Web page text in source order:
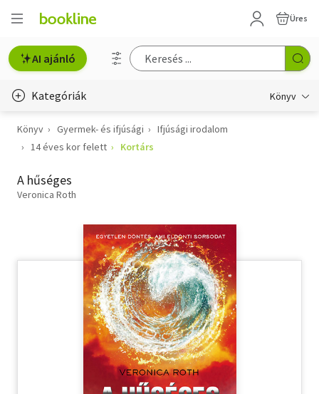
Üres
AI ajánló
Kategóriák Könyv
Életmód, egészség
Gyermek- és ifjúsági
Hobbi, szabadidő
Szótár, nyelvkönyv
Tankönyv, segédkönyv
Könyv Gyermek- és ifjúsági
Ifjúsági irodalom
14 éves kor felett
Kortárs
A hűséges
Veronica Roth